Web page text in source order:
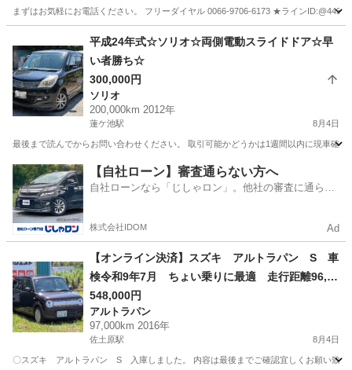
まずはお気軽にお電話ください。 フリーダイヤル 0066-9706-6173 ★ライン
日向住吉駅 その他 ハスラー
平成24年式☆ソリオ☆両側電動スライドドア☆早
い者勝ち☆
300,000円
ソリオ
200,000km 2012年
蓮ケ池駅 8月4日
最後まで読んでからお問い合わせください。 取引可能かどうかは1週間以内に現車確
宮崎 宮崎市 蓮ケ池駅 ソリオ エンジン
【自社ローン】審査通らない方へ
自社ローンなら「じしゃロン」。他社の審査に通らな
株式会社IDOM Ad
【オンライン決済】スズキ アルトラパン S 車
検令和9年7月 ちょい乗りに最適 走行距離96,00
0㎞ 平成28年式
548,000円
アルトラパン
97,000km 2016年
佐土原駅 8月4日
〇スズキ アルトラパン S 入庫しました。 内容は最後までご確認宜しくお願い致